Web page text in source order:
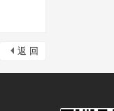
返 回